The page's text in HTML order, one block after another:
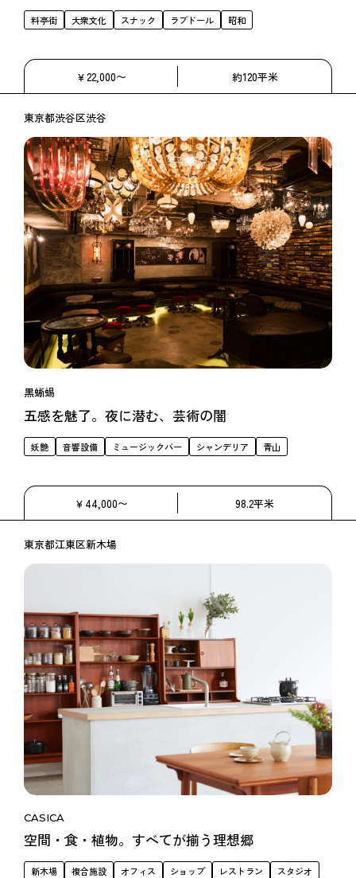
料亭街 大衆文化 スナック ラブドール 昭和
￥22,000〜 約120平米
東京都渋谷区渋谷
黒蜥蜴
五感を魅了。夜に潜む、芸術の闇
妖艶 音響設備 ミュージックバー シャンデリア 青山
￥44,000〜 98.2平米
東京都江東区新木場
CASICA
空間・食・植物。すべてが揃う理想郷
新木場 複合施設 オフィス ショップ レストラン スタジオ